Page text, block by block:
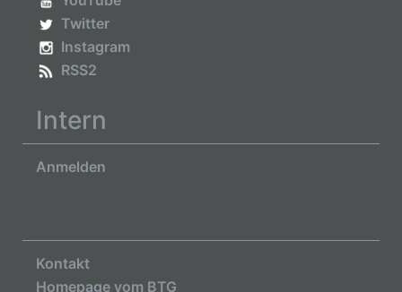
Twitter
Instagram
RSS2
Intern
Anmelden
Kontakt
Homepage vom BTG